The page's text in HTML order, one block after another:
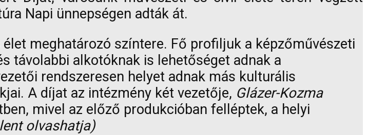
Napi ünnepségen adták át.
meghatározó színtere. Fő profiljuk a képzőművészeti
távolabbi alkotóknak is lehetőséget adnak a
rendszeresen helyet adnak más kulturális
A díjat az intézmény két vezetője, Glázer-Kozma
mivel az előző produkcióban felléptek, a helyi
olvashatja)